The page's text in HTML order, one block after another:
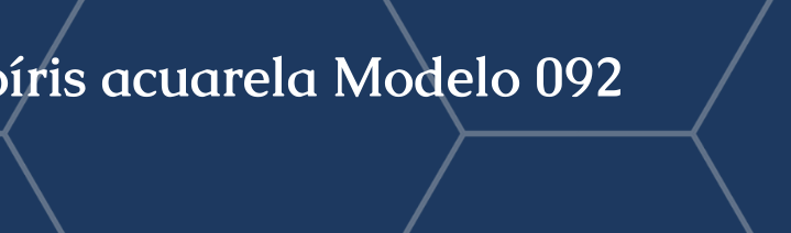
acuarela Modelo 092